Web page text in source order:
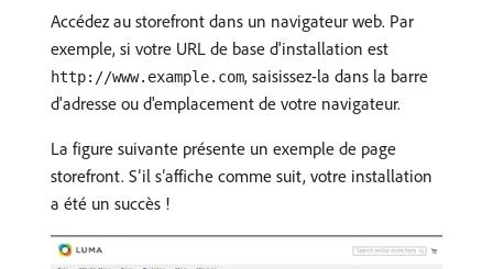
Accédez au storefront dans un navigateur web. Par
exemple, si votre URL de base d'installation est
http://www.example.com, saisissez-la dans la barre
d'adresse ou d'emplacement de votre navigateur.
La figure suivante présente un exemple de page
storefront. S’il s’affiche comme suit, votre installation
a été un succès !